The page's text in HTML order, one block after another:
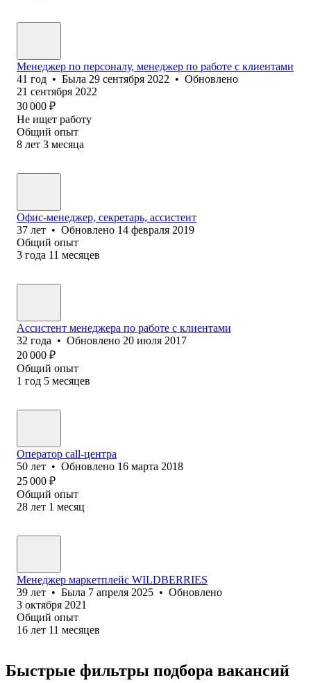
Менеджер по персоналу, менеджер по работе с клиентами
41 год • Была 29 сентября 2022 • Обновлено
21 сентября 2022
30 000 ₽
Не ищет работу
Общий опыт
8 лет 3 месяца
Офис-менеджер, секретарь, ассистент
37 лет • Обновлено 14 февраля 2019
Общий опыт
3 года 11 месяцев
Ассистент менеджера по работе с клиентами
32 года • Обновлено 20 июля 2017
20 000 ₽
Общий опыт
1 год 5 месяцев
Оператор call-центра
50 лет • Обновлено 16 марта 2018
25 000 ₽
Общий опыт
28 лет 1 месяц
Менеджер маркетплейс WILDBERRIES
39 лет • Была 7 апреля 2025 • Обновлено
3 октября 2021
Общий опыт
16 лет 11 месяцев
Быстрые фильтры подбора вакансий